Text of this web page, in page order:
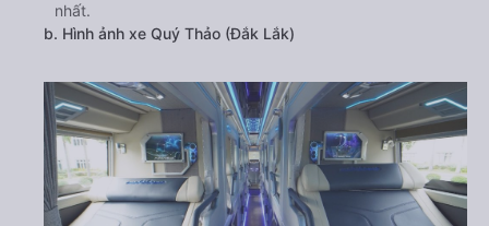
nhất.
b. Hình ảnh xe Quý Thảo (Đắk Lắk)